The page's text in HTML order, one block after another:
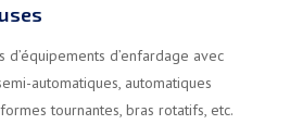
d’équipements d’enfardage avec
automatiques, automatiques
tournantes, bras rotatifs, etc.